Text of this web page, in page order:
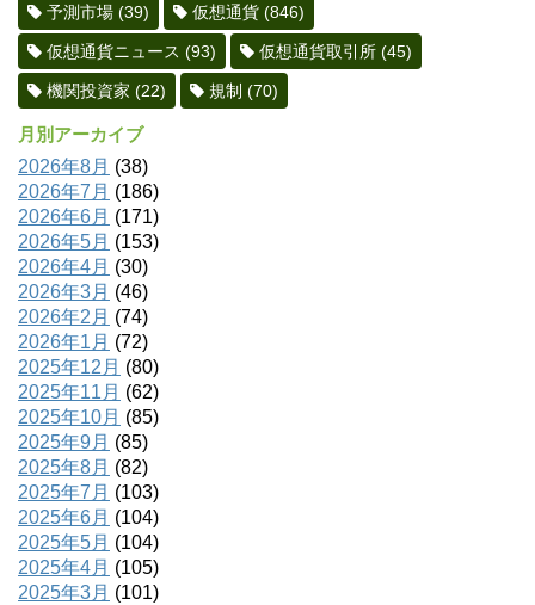
予測市場 (39) 仮想通貨 (846)
仮想通貨ニュース (93) 仮想通貨取引所 (45)
機関投資家 (22) 規制 (70)
月別アーカイブ
2026年8月 (38)
2026年7月 (186)
2026年6月 (171)
2026年5月 (153)
2026年4月 (30)
2026年3月 (46)
2026年2月 (74)
2026年1月 (72)
2025年12月 (80)
2025年11月 (62)
2025年10月 (85)
2025年9月 (85)
2025年8月 (82)
2025年7月 (103)
2025年6月 (104)
2025年5月 (104)
2025年4月 (105)
2025年3月 (101)